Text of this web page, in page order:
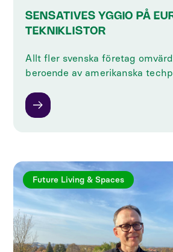
SENSATIVES YGGIO PÅ
TEKNIKLISTOR
Allt fler svenska företag
beroende av amerikanska
Future Living & Spaces